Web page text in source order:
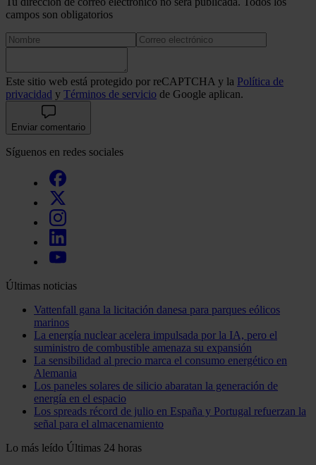
haya proporcionado o que hayan recopilado a partir del uso
hecho de sus servicios.
campos son obligatorios
Este sitio web está protegido por reCAPTCHA y la Política de
privacidad y Términos de servicio de Google aplican.
Enviar comentario
Síguenos en redes sociales
Últimas noticias
Vattenfall gana la licitación danesa para parques eólicos
marinos
La energía nuclear acelera impulsada por la IA, pero el
suministro de combustible amenaza su expansión
La sensibilidad al precio marca el consumo energético en
Alemania
Los paneles solares de silicio abaratan la generación de
energía en el espacio
Los spreads récord de julio en España y Portugal refuerzan la
señal para el almacenamiento
Lo más leído Últimas 24 horas